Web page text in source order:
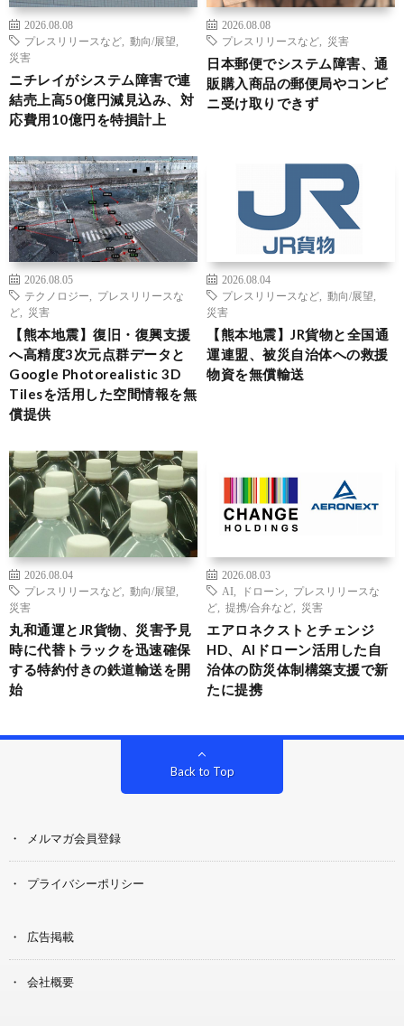
2026.08.08
プレスリリースなど
動向/展望
災害
ニチレイがシステム障害で連
結売上高50億円減見込み、対
応費用10億円を特損計上
2026.08.08
プレスリリースなど
災害
日本郵便でシステム障害、通
販購入商品の郵便局やコンビ
ニ受け取りできず
2026.08.05
テクノロジー
プレスリリースな
ど
災害
【熊本地震】復旧・復興支援
へ高精度3次元点群データと
Google Photorealistic 3D
Tilesを活用した空間情報を無
償提供
2026.08.04
プレスリリースなど
動向/展望
災害
【熊本地震】JR貨物と全国通
運連盟、被災自治体への救援
物資を無償輸送
2026.08.04
プレスリリースなど
動向/展望
災害
丸和通運とJR貨物、災害予見
時に代替トラックを迅速確保
する特約付きの鉄道輸送を開
始
2026.08.03
AI
ドローン
プレスリリースな
ど
提携/合弁など 災害
エアロネクストとチェンジ
HD、AIドローン活用した自
治体の防災体制構築支援で新
たに提携
Back to Top
メルマガ会員登録
プライバシーポリシー
広告掲載
会社概要